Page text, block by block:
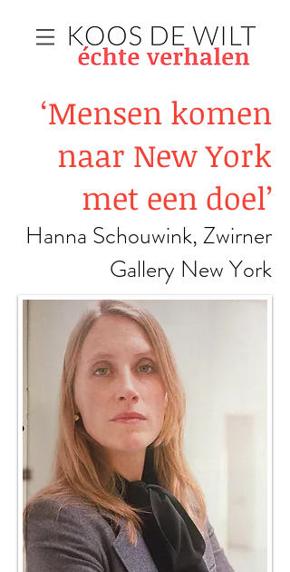
‘Mensen komen
naar New York
met een doel’
Hanna Schouwink, Zwirner
Gallery New York